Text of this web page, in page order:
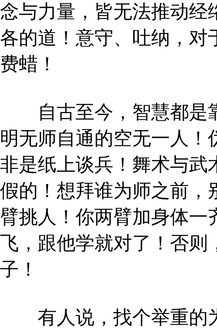
念与力量，皆无法推动经
各的道！意守、吐纳，对
费蜡！
自古至今，智慧都是
明无师自通的空无一人
非是纸上谈兵！舞术与武
假的！想拜谁为师之前，
臂挑人！你两臂加身体一
飞，跟他学就对了！否则
子！
有人说，找个举重的